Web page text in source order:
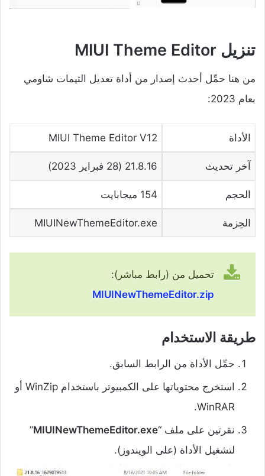
تنزيل MIUI Theme Editor
من هنا حمِّل أحدث إصدار من أداة تعديل الثيمات شاومي
بعام 2023:
الأداة MIUI Theme Editor V12
آخر تحديث 21.8.16 (28 فبراير 2023)
الحجم 154 ميجابايت
الحِزمة MIUINewThemeEditor.exe
تحميل من (رابط مباشر):
MIUINewThemeEditor.zip
طريقة الاستخدام
حمِّل الأداة من الرابط السابق.
استخرج محتوياتها على الكمبيوتر باستخدام WinZip أو
WinRAR.
نقرتين على ملف “MIUINewThemeEditor.exe
”
لتشغيل الأداة (على الويندوز).